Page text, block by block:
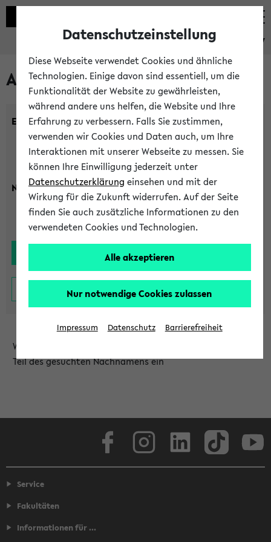
eKVV
Alle Lehrenden
Einrichtung:
Nachname:
Wählen Sie die Einrichtung aus und/oder geben Sie einen
Teil des gesuchten Nachnamens ein
Service
Fakultäten
Informationen für ...
Datenschutzeinstellung
Diese Webseite verwendet Cookies und ähnliche
Technologien. Einige davon sind essentiell, um die
Funktionalität der Website zu gewährleisten,
während andere uns helfen, die Website und Ihre
Erfahrung zu verbessern. Falls Sie zustimmen,
verwenden wir Cookies und Daten auch, um Ihre
Interaktionen mit unserer Webseite zu messen. Sie
können Ihre Einwilligung jederzeit unter
Datenschutzerklärung einsehen und mit der
Wirkung für die Zukunft widerrufen. Auf der Seite
finden Sie auch zusätzliche Informationen zu den
verwendeten Cookies und Technologien.
Alle akzeptieren
Nur notwendige Cookies zulassen
Impressum Datenschutz Barrierefreiheit